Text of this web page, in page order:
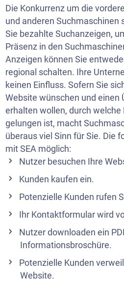
Die Konkurrenz um die
und anderen Suchmaschinen
Sie bezahlte Suchanzeigen,
Präsenz in den
Anzeigen können Sie
regional schalten. Ihre
keinen Einfluss. Sofern Sie
Website wünschen und einen
erhalten wollen, durch
gelungen ist, macht
überaus viel Sinn für Sie. Die
mit SEA möglich:
Nutzer besuchen Ihre
Kunden kaufen ein.
Potenzielle Kunden rufen
Ihr Kontaktformular wird
Nutzer downloaden ein
Informationsbroschüre.
Potenzielle Kunden
Website.